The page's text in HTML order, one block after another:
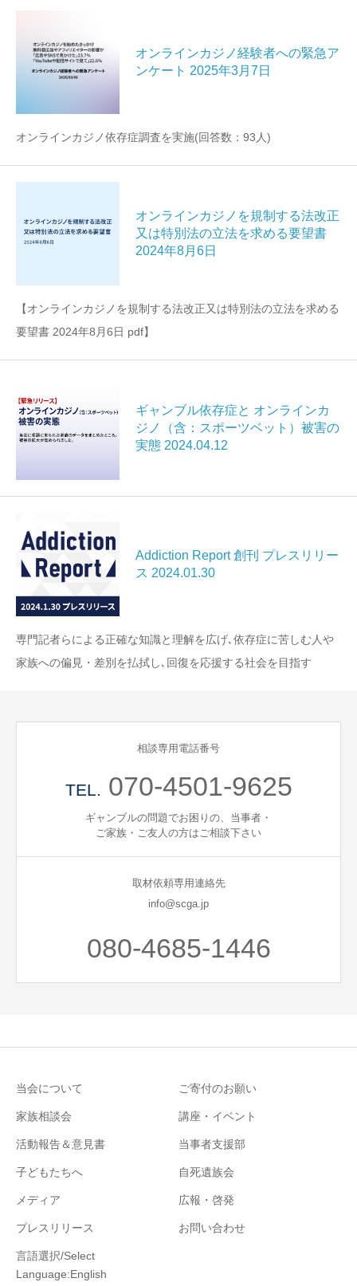
オンラインカジノ経験者への緊急ア
ンケート 2025年3月7日
オンラインカジノ依存症調査を実施(回答数：93人)
オンラインカジノを規制する法改正
又は特別法の立法を求める要望書
2024年8月6日
【オンラインカジノを規制する法改正又は特別法の立法を求める
要望書 2024年8月6日 pdf】
ギャンブル依存症と オンラインカ
ジノ（含：スポーツベット）被害の
実態 2024.04.12
Addiction Report 創刊 プレスリリー
ス 2024.01.30
専門記者らによる正確な知識と理解を広げ､依存症に苦しむ人や
家族への偏見・差別を払拭し､回復を応援する社会を目指す
相談専用電話番号
TEL. 070-4501-9625
ギャンブルの問題でお困りの、当事者・
ご家族・ご友人の方はご相談下さい
取材依頼専用連絡先
info@scga.jp
080-4685-1446
当会について ご寄付のお願い
家族相談会 講座・イベント
活動報告＆意見書 当事者支援部
子どもたちへ 自死遺族会
メディア 広報・啓発
プレスリリース お問い合わせ
言語選択/Select
Language:English